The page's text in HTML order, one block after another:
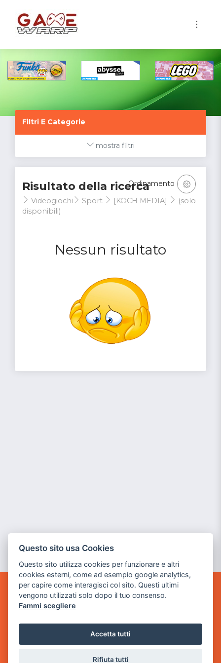
Filtri E Categorie
mostra filtri
Risultato della ricerca
Videogiochi Sport [KOCH MEDIA]
(solo
disponibili)
Nessun risultato
Ordinamento
GAME WARP
BY POWER GAME SRL
Sede Legale
via Villaggio dei Platani, 3
- 25014 Castenedolo, Brescia
Questo sito usa Cookies
Questo sito utilizza cookies per funzionare e altri
cookies esterni, come ad esempio google analytics,
per capire come interagisci col sito. Questi ultimi
vengono utilizzati solo dopo il tuo consenso.
Fammi scegliere
Accetta tutti
Rifiuta tutti